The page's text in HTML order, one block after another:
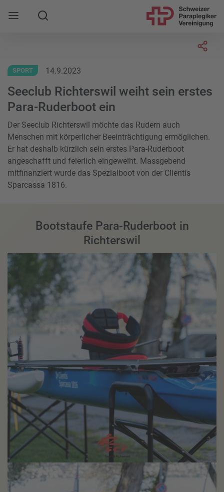
Mobile Navigation öffnen
Suche
SPORT 14.9.2023
Seeclub Richterswil weiht sein erstes
Para-Ruderboot ein
Der Seeclub Richterswil möchte das Rudern auch
Menschen mit körperlicher Beeinträchtigung ermöglichen.
Er hat deshalb kürzlich sein erstes Para-Ruderboot
angeschafft und feierlich eingeweiht. Massgebend
mitfinanziert wurde das Spezialboot von der Clientis
Sparcassa 1816.
Bootstaufe Para-Ruderboot in
Richterswil